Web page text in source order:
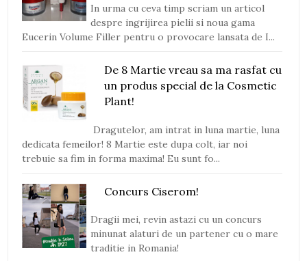
In urma cu ceva timp scriam un articol
despre ingrijirea pielii si noua gama
Eucerin Volume Filler pentru o provocare lansata de I...
De 8 Martie vreau sa ma rasfat cu
un produs special de la Cosmetic
Plant!
Dragutelor, am intrat in luna martie, luna
dedicata femeilor! 8 Martie este dupa colt, iar noi
trebuie sa fim in forma maxima! Eu sunt fo...
Concurs Ciserom!
Dragii mei, revin astazi cu un concurs
minunat alaturi de un partener cu o mare
traditie in Romania!